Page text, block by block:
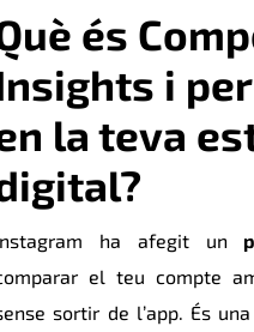
és
i
la teva
ha afegit un
el teu compte
sortir de l’app. És